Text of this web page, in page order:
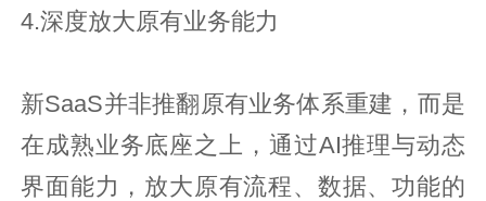
4.深度放大原有业务能力
新SaaS并非推翻原有业务体系重建，而是
在成熟业务底座之上，通过AI推理与动态
界面能力，放大原有流程、数据、功能的